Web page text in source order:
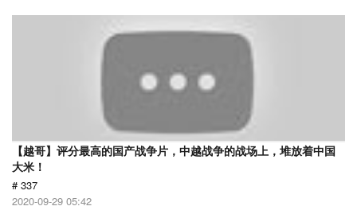
【越哥】评分最高的国产战争片，中越战争的战场上，堆放着中国
大米！
# 337
2020-09-29 05:42